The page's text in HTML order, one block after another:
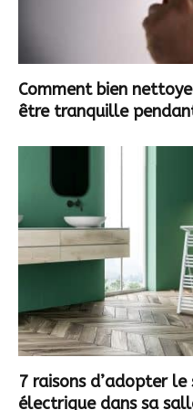
Comment bien
être tranquille
7 raisons d’adopter
électrique dans sa